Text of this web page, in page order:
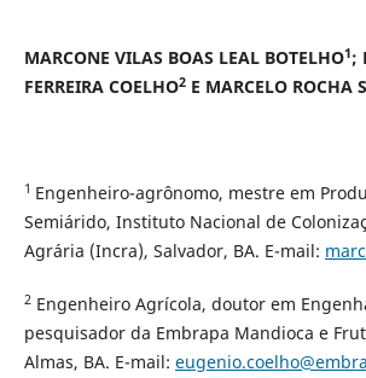
MARCONE VILAS BOAS LEAL BOTELHO1;
FERREIRA COELHO2E MARCELO ROCHA
1 Engenheiro-agrônomo, mestre em
Semiárido, Instituto Nacional de
Agrária (Incra), Salvador, BA. E-mail:
2Engenheiro Agrícola, doutor em
pesquisador da Embrapa Mandioca e
Almas, BA. E-mail: